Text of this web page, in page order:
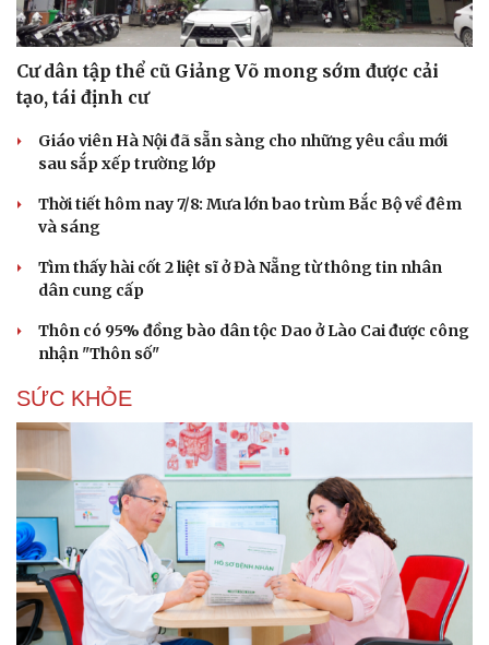
Sân khấu - Điện ảnh
Văn học
Âm nhạc
Di sản
Nghệ sĩ
Thời trang
Sao Việt
Cư dân tập thể cũ Giảng Võ mong sớm được cải
tạo, tái định cư
Giáo viên Hà Nội đã sẵn sàng cho những yêu cầu mới
sau sắp xếp trường lớp
Thời tiết hôm nay 7/8: Mưa lớn bao trùm Bắc Bộ về đêm
và sáng
Tìm thấy hài cốt 2 liệt sĩ ở Đà Nẵng từ thông tin nhân
dân cung cấp
Thôn có 95% đồng bào dân tộc Dao ở Lào Cai được công
nhận "Thôn số"
SỨC KHỎE